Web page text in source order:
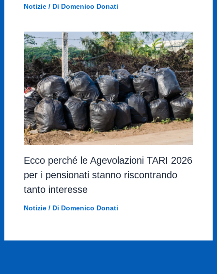
Notizie/ Di Domenico Donati
Ecco perché le Agevolazioni TARI 2026
per i pensionati stanno riscontrando
tanto interesse
Notizie/ Di Domenico Donati